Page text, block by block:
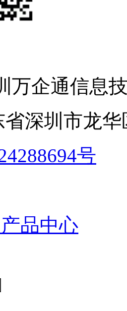
万企通信息
深圳市龙
号
产品中心